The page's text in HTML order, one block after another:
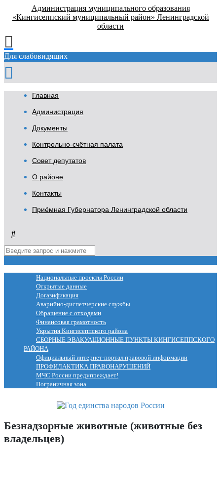
Администрация муниципального образования
«Кингисеппский муниципальный район» Ленинградской
области
Для слабовидящих
Главная
Администрация
Документы
Контрольно-счётная палата
Совет депутатов
О районе
Контакты
Приёмная Губернатора Ленинградской области
Национальные проекты России
Открытые данные
Догазификация
Аварийно-диспетчерские службы
Обращение с отходами
Финансовая грамотность
Укрытия Кингисеппского района
СБОРНЫЕ ЭВАКУАЦИОННЫЕ ПУНКТЫ КИНГИСЕППСКОГО
РАЙОНА
Официальный интернет-портал правовой информации
ПРОФИЛАКТИКА ПРАВОНАРУШЕНИЙ
МЧС России предупреждает!
Пограничная зона
Безнадзорные животные (животные без
владельцев)